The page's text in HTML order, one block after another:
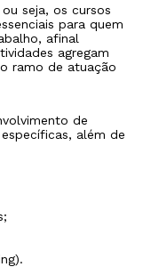
ou seja, os cursos
para quem
afinal
agregam
ramo de atuação
de
além de